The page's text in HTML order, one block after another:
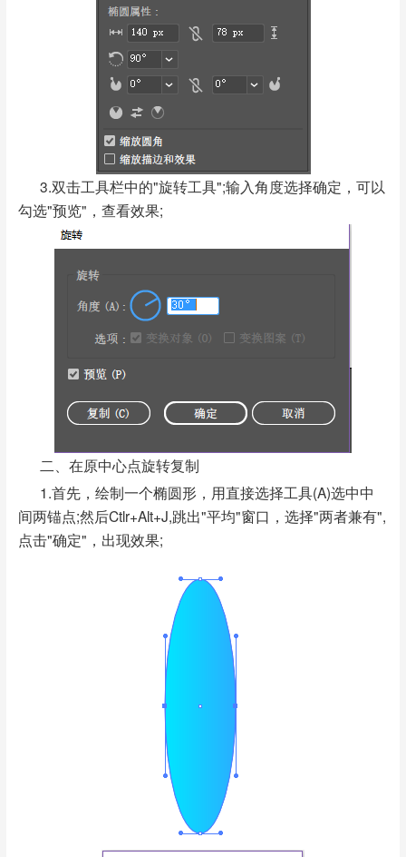
3.双击工具栏中的"旋转工具";输入角度选择确定，可以
勾选"预览"，查看效果;
二、在原中心点旋转复制
1.首先，绘制一个椭圆形，用直接选择工具(A)选中中
间两锚点;然后Ctlr+Alt+J,跳出"平均"窗口，选择"两者兼有",
点击"确定"，出现效果;